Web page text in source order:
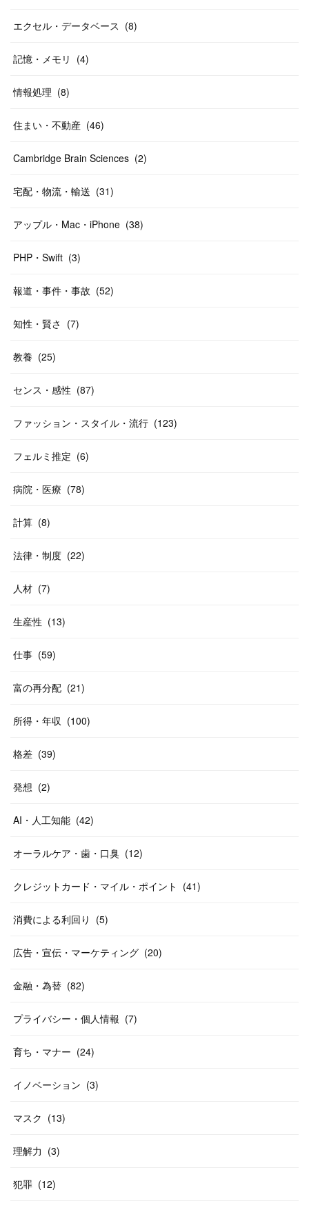
エクセル・データベース (8)
記憶・メモリ (4)
情報処理 (8)
住まい・不動産 (46)
Cambridge Brain Sciences (2)
宅配・物流・輸送 (31)
アップル・Mac・iPhone (38)
PHP・Swift (3)
報道・事件・事故 (52)
知性・賢さ (7)
教養 (25)
センス・感性 (87)
ファッション・スタイル・流行 (123)
フェルミ推定 (6)
病院・医療 (78)
計算 (8)
法律・制度 (22)
人材 (7)
生産性 (13)
仕事 (59)
富の再分配 (21)
所得・年収 (100)
格差 (39)
発想 (2)
AI・人工知能 (42)
オーラルケア・歯・口臭 (12)
クレジットカード・マイル・ポイント (41)
消費による利回り (5)
広告・宣伝・マーケティング (20)
金融・為替 (82)
プライバシー・個人情報 (7)
育ち・マナー (24)
イノベーション (3)
マスク (13)
理解力 (3)
犯罪 (12)